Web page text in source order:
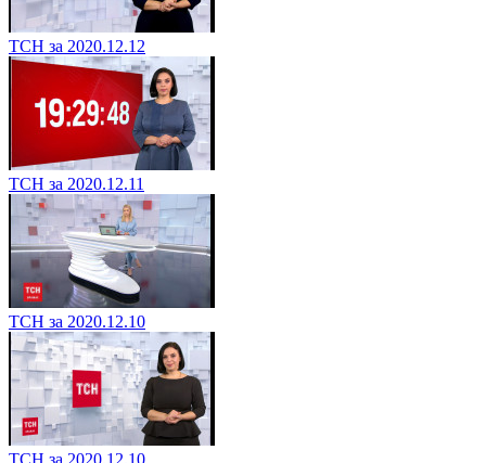
ТСН за 2020.12.12
ТСН за 2020.12.11
ТСН за 2020.12.10
ТСН за 2020.12.10